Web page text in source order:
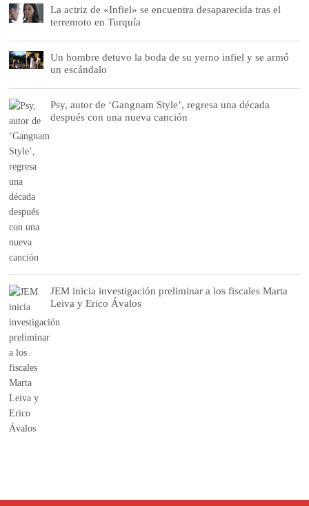
La actriz de «Infiel» se encuentra desaparecida tras el
terremoto en Turquía
Un hombre detuvo la boda de su yerno infiel y se armó
un escándalo
Psy, autor de ‘Gangnam Style’, regresa una década
después con una nueva canción
JEM inicia investigación preliminar a los fiscales Marta
Leiva y Erico Ávalos